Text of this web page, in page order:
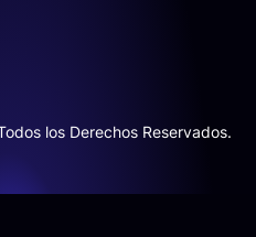
los Derechos Reservados.